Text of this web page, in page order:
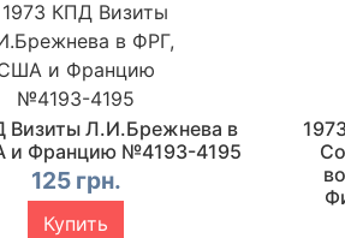
Визиты Л.И.Брежнева в
и Францию №4193-4195
125 грн.
Купить